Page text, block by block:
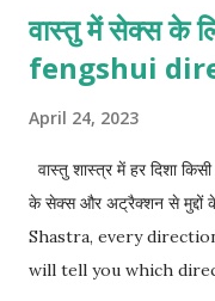
वास्तु में सेक्स के
fengshui
April 24, 2023
वास्तु शास्त्र में हर दिशा
के सेक्स और अट्रैक्शन से मुद्दों के
Shastra, every
will tell you which